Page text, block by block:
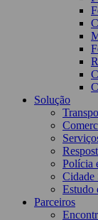
Solução
Polícia
Cidade
Estudo
Parceiros